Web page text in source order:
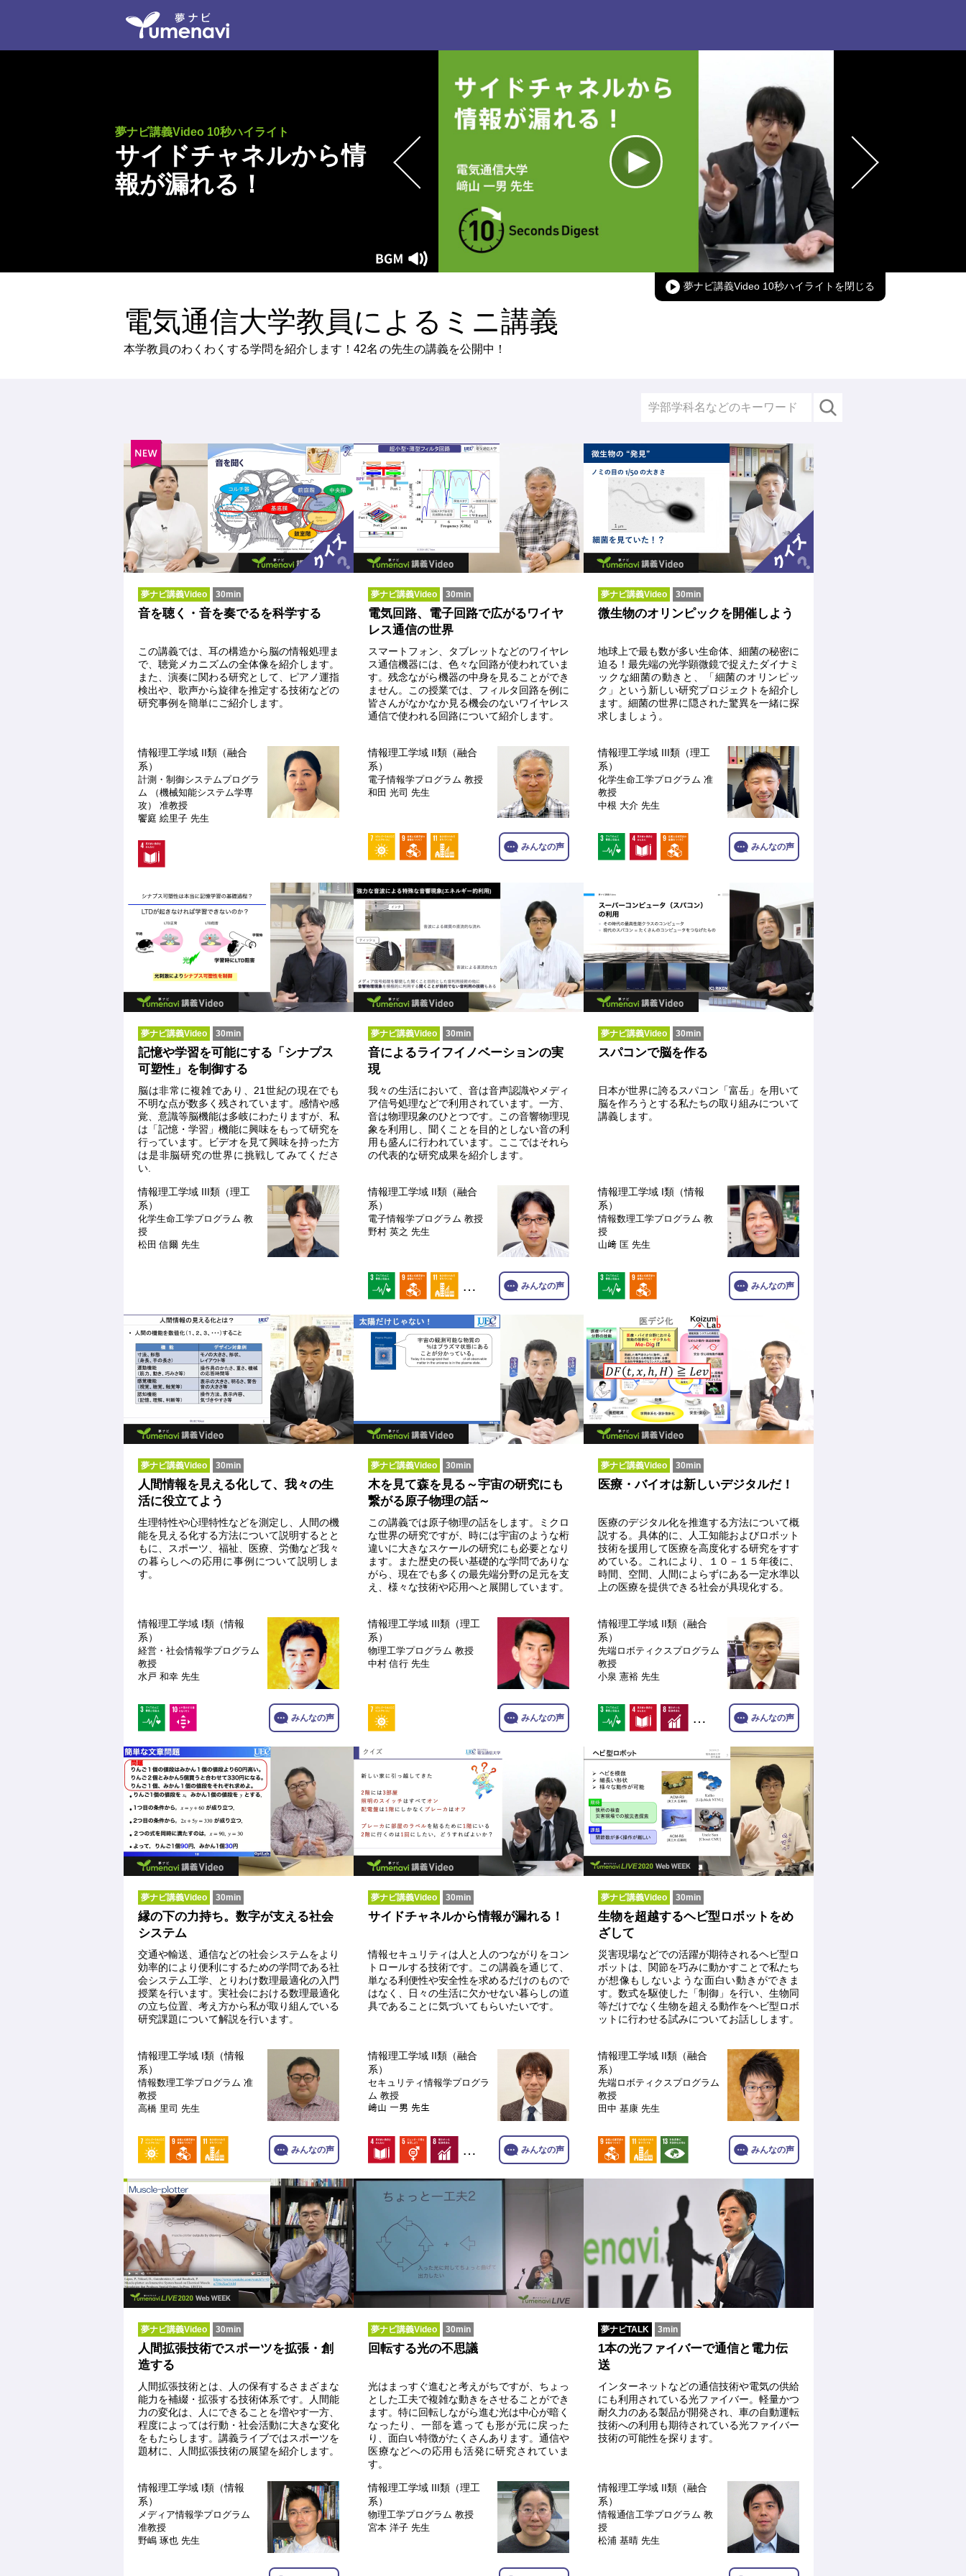
夢ナビ講義Video 10秒ハイライト
サイドチャネルから情
報が漏れる！
Picture-
in-
Fullscreen
夢ナビ講義Video 10秒ハイライト
電気通信大学教員によるミニ講義
本学教員のわくわくする学問を紹介します！ 42名 の先生の講義を公開中！
夢ナビ講義Video 30min
音を聴く・音を奏でるを科学する
この講義では、耳の構造から脳の情報処理ま
で、聴覚メカニズムの全体像を紹介します。
また、演奏に関わる研究として、ピアノ運指
検出や、歌声から旋律を推定する技術などの
研究事例を簡単にご紹介します。
情報理工学域 II類（融合
系）
計測・制御システムプログラ
ム （機械知能システム学専
攻） 准教授
饗庭 絵里子 先生
夢ナビ講義Video 30min
電気回路、電子回路で広がるワイヤ
レス通信の世界
スマートフォン、タブレットなどのワイヤレ
ス通信機器には、色々な回路が使われていま
す。残念ながら機器の中身を見ることができ
ません。この授業では、フィルタ回路を例に
皆さんがなかなか見る機会のないワイヤレス
通信で使われる回路について紹介します。
情報理工学域 II類（融合
系）
電子情報学プログラム 教授
和田 光司 先生
みんなの声
夢ナビ講義Video 30min
微生物のオリンピックを開催しよう
地球上で最も数が多い生命体、細菌の秘密に
迫る！最先端の光学顕微鏡で捉えたダイナミ
ックな細菌の動きと、「細菌のオリンピッ
ク」という新しい研究プロジェクトを紹介し
ます。細菌の世界に隠された驚異を一緒に探
求しましょう。
情報理工学域 III類（理工
系）
化学生命工学プログラム 准
教授
中根 大介 先生
みんなの声
夢ナビ講義Video 30min
記憶や学習を可能にする「シナプス
可塑性」を制御する
脳は非常に複雑であり、21世紀の現在でも
不明な点が数多く残されています。感情や感
覚、意識等脳機能は多岐にわたりますが、私
は「記憶・学習」機能に興味をもって研究を
行っています。ビデオを見て興味を持った方
は是非脳研究の世界に挑戦してみてくださ
い.
情報理工学域 III類（理工
系）
化学生命工学プログラム 教
授
松田 信爾 先生
夢ナビ講義Video 30min
音によるライフイノベーションの実
現
我々の生活において、音は音声認識やメディ
ア信号処理などで利用されています。一方、
音は物理現象のひとつです。この音響物理現
象を利用し、聞くことを目的としない音の利
用も盛んに行われています。ここではそれら
の代表的な研究成果を紹介します。
情報理工学域 II類（融合
系）
電子情報学プログラム 教授
野村 英之 先生
… みんなの声
夢ナビ講義Video 30min
スパコンで脳を作る
日本が世界に誇るスパコン「富岳」を用いて
脳を作ろうとする私たちの取り組みについて
講義します。
情報理工学域 I類（情報
系）
情報数理工学プログラム 教
授
山﨑 匡 先生
みんなの声
夢ナビ講義Video 30min
人間情報を見える化して、我々の生
活に役立てよう
生理特性や心理特性などを測定し、人間の機
能を見える化する方法について説明するとと
もに、スポーツ、福祉、医療、労働など我々
の暮らしへの応用に事例について説明しま
す。
情報理工学域 I類（情報
系）
経営・社会情報学プログラム
教授
水戸 和幸 先生
みんなの声
夢ナビ講義Video 30min
木を見て森を見る～宇宙の研究にも
繋がる原子物理の話～
この講義では原子物理の話をします。ミクロ
な世界の研究ですが、時には宇宙のような桁
違いに大きなスケールの研究にも必要となり
ます。また歴史の長い基礎的な学問でありな
がら、現在でも多くの最先端分野の足元を支
え、様々な技術や応用へと展開しています。
情報理工学域 III類（理工
系）
物理工学プログラム 教授
中村 信行 先生
みんなの声
夢ナビ講義Video 30min
医療・バイオは新しいデジタルだ！
医療のデジタル化を推進する方法について概
説する。具体的に、人工知能およびロボット
技術を援用して医療を高度化する研究をすす
めている。これにより、１０－１５年後に、
時間、空間、人間によらずにある一定水準以
上の医療を提供できる社会が具現化する。
情報理工学域 II類（融合
系）
先端ロボティクスプログラム
教授
小泉 憲裕 先生
… みんなの声
夢ナビ講義Video 30min
縁の下の力持ち。数字が支える社会
システム
交通や輸送、通信などの社会システムをより
効率的により便利にするための学問である社
会システム工学、とりわけ数理最適化の入門
授業を行います。実社会における数理最適化
の立ち位置、考え方から私が取り組んでいる
研究課題について解説を行います。
情報理工学域 I類（情報
系）
情報数理工学プログラム 准
教授
高橋 里司 先生
みんなの声
夢ナビ講義Video 30min
サイドチャネルから情報が漏れる！
情報セキュリティは人と人のつながりをコン
トロールする技術です。この講義を通じて、
単なる利便性や安全性を求めるだけのもので
はなく、日々の生活に欠かせない暮らしの道
具であることに気づいてもらいたいです。
情報理工学域 II類（融合
系）
セキュリティ情報学プログラ
ム 教授
﨑山 一男 先生
… みんなの声
夢ナビ講義Video 30min
生物を超越するヘビ型ロボットをめ
ざして
災害現場などでの活躍が期待されるヘビ型ロ
ボットは、関節を巧みに動かすことで私たち
が想像もしないような面白い動きができま
す。数式を駆使した「制御」を行い、生物同
等だけでなく生物を超える動作をヘビ型ロボ
ットに行わせる試みについてお話しします。
情報理工学域 II類（融合
系）
先端ロボティクスプログラム
教授
田中 基康 先生
みんなの声
夢ナビ講義Video 30min
人間拡張技術でスポーツを拡張・創
造する
人間拡張技術とは、人の保有するさまざまな
能力を補綴・拡張する技術体系です。人間能
力の変化は、人にできることを増やす一方、
程度によっては行動・社会活動に大きな変化
をもたらします。講義ライブではスポーツを
題材に、人間拡張技術の展望を紹介します。
情報理工学域 I類（情報
系）
メディア情報学プログラム
准教授
野嶋 琢也 先生
夢ナビ講義Video 30min
回転する光の不思議
光はまっすぐ進むと考えがちですが、ちょっ
とした工夫で複雑な動きをさせることができ
ます。特に回転しながら進む光は中心が暗く
なったり、一部を遮っても形が元に戻った
り、面白い特徴がたくさんあります。通信や
医療などへの応用も活発に研究されていま
す。
情報理工学域 III類（理工
系）
物理工学プログラム 教授
宮本 洋子 先生
夢ナビTALK 3min
1本の光ファイバーで通信と電力伝
送
インターネットなどの通信技術や電気の供給
にも利用されている光ファイバー。軽量かつ
耐久力のある製品が開発され、車の自動運転
技術への利用も期待されている光ファイバー
技術の可能性を探ります。
情報理工学域 II類（融合
系）
情報通信工学プログラム 教
授
松浦 基晴 先生